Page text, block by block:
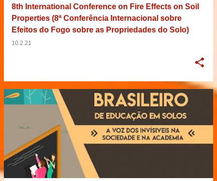
8th International Conference on Fire Effects on Soil
Properties (8ª Conferência Internacional sobre
Efeitos do Fogo sobre as Propriedades do Solo)
10.2.21